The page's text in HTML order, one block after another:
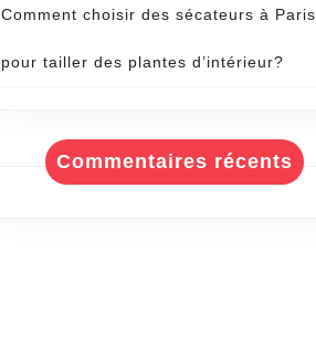
Comment choisir des sécateurs à Paris
pour tailler des plantes d’intérieur?
Commentaires récents